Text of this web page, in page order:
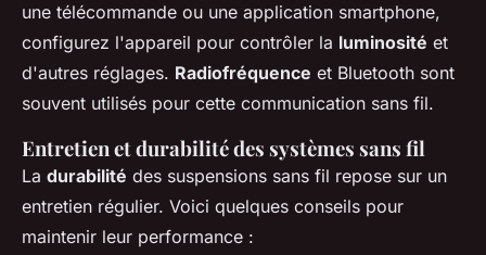
une télécommande ou une application smartphone,
configurez l'appareil pour contrôler la luminosité et
d'autres réglages. Radiofréquence et Bluetooth sont
souvent utilisés pour cette communication sans fil.
Entretien et durabilité des systèmes sans fil
La durabilité des suspensions sans fil repose sur un
entretien régulier. Voici quelques conseils pour
maintenir leur performance :